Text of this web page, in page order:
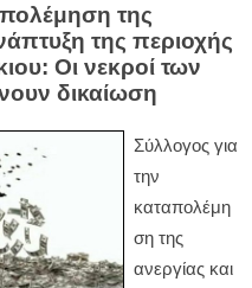
της
της περιοχής
Οι νεκροί των
δικαίωση
Σύλλογος για
την
καταπολέμη
ση της
ανεργίας και